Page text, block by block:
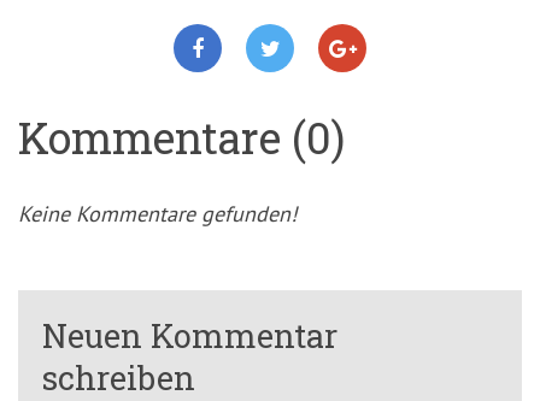
Kommentare (0)
Keine Kommentare gefunden!
Neuen Kommentar
schreiben